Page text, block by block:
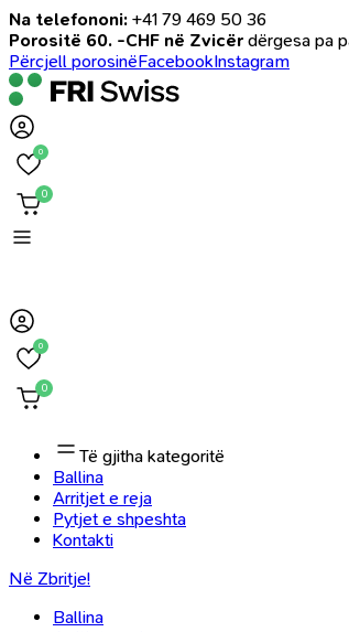
Na telefononi: +41 79 469 50 36
Porositë 60. -CHF në Zvicër dërgesa pa
Përcjell porosinëFacebookInstagram
0
0
0
0
Të gjitha kategoritë
Ballina
Arritjet e reja
Pytjet e shpeshta
Kontakti
Në Zbritje!
Ballina